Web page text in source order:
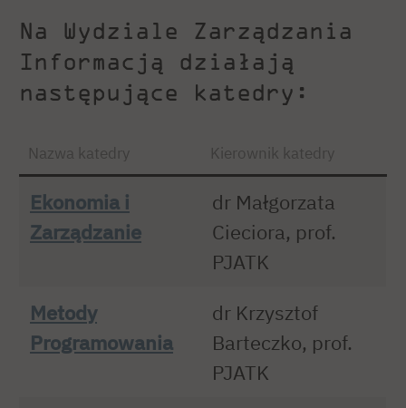
Na Wydziale Zarządzania
Informacją działają
następujące katedry:
Nazwa katedry Kierownik katedry
Ekonomia i
Zarządzanie
dr Małgorzata
Cieciora, prof.
PJATK
Metody
Programowania
dr Krzysztof
Barteczko, prof.
PJATK